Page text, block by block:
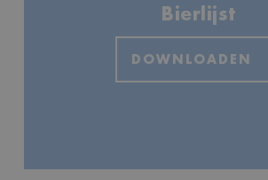
Bierlijst
DOWNLOADEN